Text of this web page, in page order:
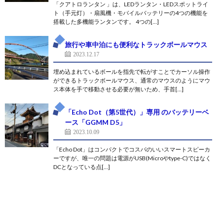
「クアトロランタン 」は、LEDランタン・LEDスポットライ
ト（手元灯）・扇風機・モバイルバッテリーの4つの機能を
搭載した多機能ランタンです。 4つの[…]
旅行や車中泊にも便利なトラックボールマウス
2023.12.17
埋め込まれているボールを指先で転がすことでカーソル操作
ができるトラックボールマウス、通常のマウスのようにマウ
ス本体を手で移動させる必要が無いため、手首[…]
「Echo Dot（第5世代）」専用 のバッテリーベ
ース「GGMM D5」
2023.10.09
「Echo Dot」はコンパクトでコスパのいいスマートスピーカ
ーですが、唯一の問題は電源がUSB(Microやtype-C)ではなく
DCとなっている点[…]